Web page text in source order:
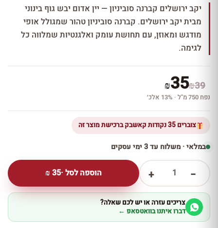
יקב ירושלים קברנה סוביניון — יין אדום יבש גוף בינוני
מבית יקב ירושלים. קברנה סוביניון טהור שמגולל אופי
מודגש ומאוזן, עם תחושת עומק ואלגנטיות שמלווה כל
לגימה.
₪35₪39
נפח 750 מ''ל · 13% אלכ׳
צוברים 35 נקודות קאשבק ברכישת מוצר זה
במלאי · משלוח עד 3 ימי עסקים
−
1
+ הוספה לסל ·35
₪
צריכים עזרה או יש לכם שאלה?
דברו איתנו בוואטסאפ ←